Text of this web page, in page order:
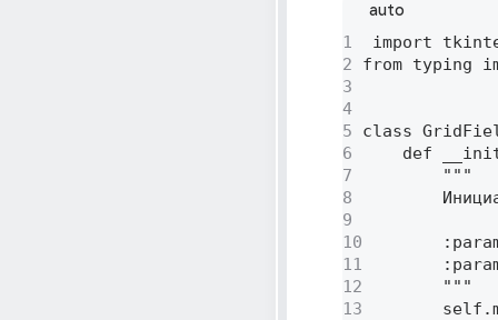
auto
1
2
3
4
5
6
7
8
9
10
11
12
13
import
from typing
class
def
        """
        """